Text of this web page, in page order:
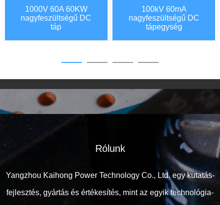
1000V 60A 60KW
nagyfeszültségű DC
táp
100kV 60mA
nagyfeszültségű DC
tápegység
Rólunk
Yangzhou Kaihong Power Technology Co., Ltd. egy kutatás-
fejlesztés, gyártás és értékesítés, mint az egyik technológia-